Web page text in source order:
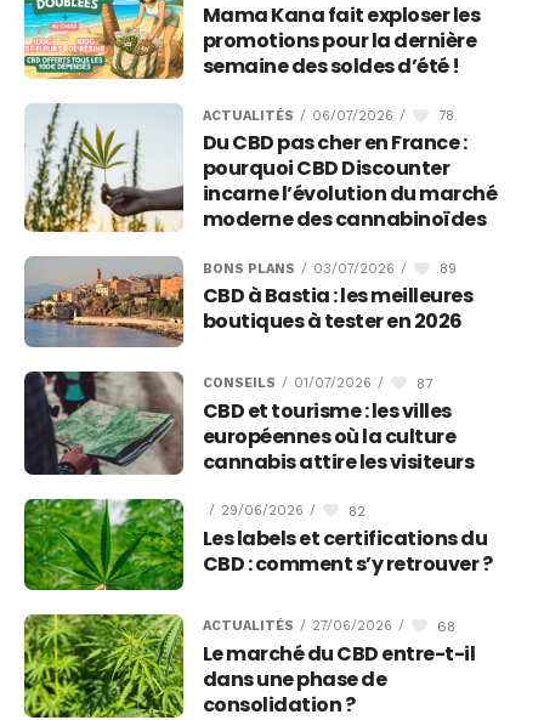
Mama Kana fait exploser les
promotions pour la dernière
semaine des soldes d’été !
ACTUALITÉS / 06/07/2026 / 78
Du CBD pas cher en France :
pourquoi CBD Discounter
incarne l’évolution du marché
moderne des cannabinoïdes
BONS PLANS / 03/07/2026 / 89
CBD à Bastia : les meilleures
boutiques à tester en 2026
CONSEILS / 01/07/2026 / 87
CBD et tourisme : les villes
européennes où la culture
cannabis attire les visiteurs
/ 29/06/2026 / 82
Les labels et certifications du
CBD : comment s’y retrouver ?
ACTUALITÉS / 27/06/2026 / 68
Le marché du CBD entre-t-il
dans une phase de
consolidation ?